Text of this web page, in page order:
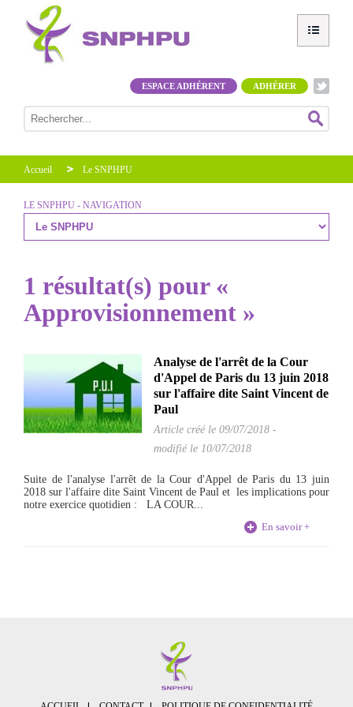
ADHÉRER
ESPACE ADHÉRENT
Accueil Le SNPHPU
LE SNPHPU - NAVIGATION
1 résultat(s) pour «
Approvisionnement »
Analyse de l'arrêt de la Cour
d'Appel de Paris du 13 juin 2018
sur l'affaire dite Saint Vincent de
Paul
Article créé le 09/07/2018 -
modifié le 10/07/2018
Suite de l'analyse l'arrêt de la Cour d'Appel de Paris du 13 juin
2018 sur l'affaire dite Saint Vincent de Paul et les implications pour
notre exercice quotidien : LA COUR...
En savoir +